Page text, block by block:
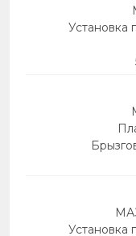
Установка
Установка